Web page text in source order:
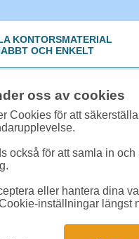
KONTORSMATERIAL
OCH ENKELT
»Övriga drycker» Ramlösa
oss av cookies
Cookies för att
också för att samla in
eller hantera dina
inställningar längst